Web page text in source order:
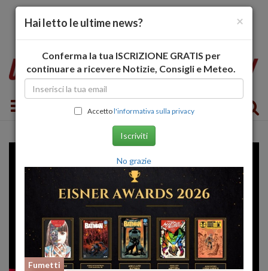
Toggle navigation
×
Hai letto le ultime news?
Conferma la tua ISCRIZIONE GRATIS per
continuare a ricevere Notizie, Consigli e Meteo.
Accettol'informativa sulla privacy
Iscriviti
No grazie
Fumetti